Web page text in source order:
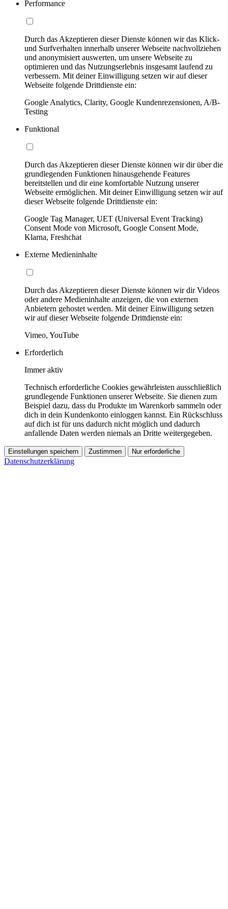
Performance
Durch das Akzeptieren dieser Dienste können wir das Klick-
und Surfverhalten innerhalb unserer Webseite nachvollziehen
und anonymisiert auswerten, um unsere Webseite zu
optimieren und das Nutzungserlebnis insgesamt laufend zu
verbessern. Mit deiner Einwilligung setzen wir auf dieser
Webseite folgende Drittdienste ein:
Google Analytics, Clarity, Google Kundenrezensionen, A/B-
Testing
Funktional
Durch das Akzeptieren dieser Dienste können wir dir über die
grundlegenden Funktionen hinausgehende Features
bereitstellen und dir eine komfortable Nutzung unserer
Webseite ermöglichen. Mit deiner Einwilligung setzen wir auf
dieser Webseite folgende Drittdienste ein:
Google Tag Manager, UET (Universal Event Tracking)
Consent Mode von Microsoft, Google Consent Mode,
Klarna, Freshchat
Externe Medieninhalte
Durch das Akzeptieren dieser Dienste können wir dir Videos
oder andere Medieninhalte anzeigen, die von externen
Anbietern gehostet werden. Mit deiner Einwilligung setzen
wir auf dieser Webseite folgende Drittdienste ein:
Vimeo, YouTube
Erforderlich
Immer aktiv
Technisch erforderliche Cookies gewährleisten ausschließlich
grundlegende Funktionen unserer Webseite. Sie dienen zum
Beispiel dazu, dass du Produkte im Warenkorb sammeln oder
dich in dein Kundenkonto einloggen kannst. Ein Rückschluss
auf dich ist für uns dadurch nicht möglich und dadurch
anfallende Daten werden niemals an Dritte weitergegeben.
Einstellungen speichern Zustimmen Nur erforderliche
Datenschutzerklärung